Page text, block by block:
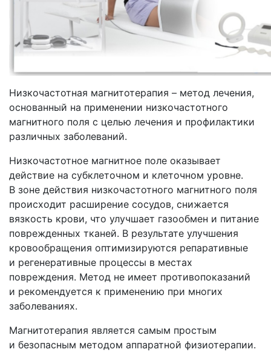
Низкочастотная магнитотерапия – метод лечения,
основанный на применении низкочастотного
магнитного поля с целью лечения и профилактики
различных заболеваний.
Низкочастотное магнитное поле оказывает
действие на субклеточном и клеточном уровне.
В зоне действия низкочастотного магнитного поля
происходит расширение сосудов, снижается
вязкость крови, что улучшает газообмен и питание
поврежденных тканей. В результате улучшения
кровообращения оптимизируются репаративные
и регенеративные процессы в местах
повреждения. Метод не имеет противопоказаний
и рекомендуется к применению при многих
заболеваниях.
Магнитотерапия является самым простым
и безопасным методом аппаратной физиотерапии.